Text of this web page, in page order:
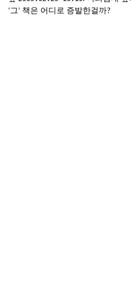
‘그’ 책은 어디로 증발한걸까?